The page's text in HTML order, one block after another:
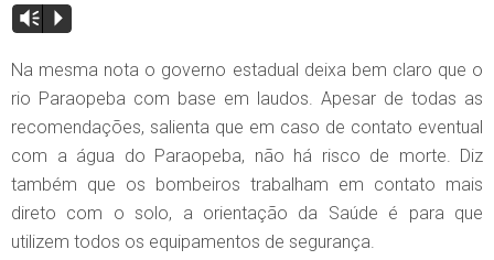
Vm P
Na mesma nota o governo estadual deixa bem claro que o
rio Paraopeba com base em laudos. Apesar de todas as
recomendações, salienta que em caso de contato eventual
com a água do Paraopeba, não há risco de morte. Diz
também que os bombeiros trabalham em contato mais
direto com o solo, a orientação da Saúde é para que
utilizem todos os equipamentos de segurança.